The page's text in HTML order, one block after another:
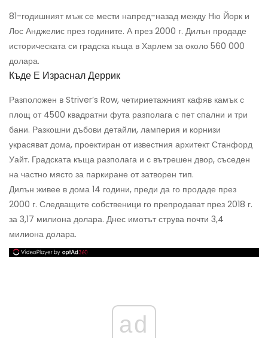
81-годишният мъж се мести напред-назад между Ню Йорк и
Лос Анджелис през годините. А през 2000 г. Дилън продаде
историческата си градска къща в Харлем за около 560 000
долара.
Къде Е Израснал Деррик
Разположен в Striver’s Row, четириетажният кафяв камък с
площ от 4500 квадратни фута разполага с пет спални и три
бани. Разкошни дъбови детайли, ламперия и корнизи
украсяват дома, проектиран от известния архитект Станфорд
Уайт. Градската къща разполага и с вътрешен двор, съседен
на частно място за паркиране от затворен тип.
Дилън живее в дома 14 години, преди да го продаде през
2000 г. Следващите собственици го препродават през 2018 г.
за 3,17 милиона долара. Днес имотът струва почти 3,4
милиона долара.
ad